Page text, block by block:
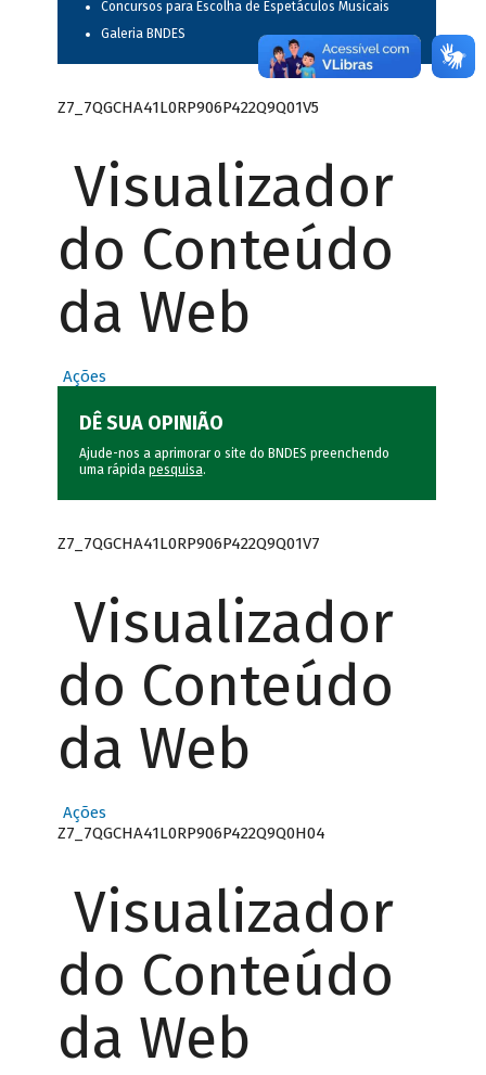
Concursos para Escolha de Espetáculos Musicais
Galeria BNDES
Z7_7QGCHA41L0RP906P422Q9Q01V5
Visualizador
do Conteúdo
da Web
Ações
DÊ SUA OPINIÃO
Ajude-nos a aprimorar o site do BNDES preenchendo
uma rápida pesquisa.
Z7_7QGCHA41L0RP906P422Q9Q01V7
Visualizador
do Conteúdo
da Web
Ações
Z7_7QGCHA41L0RP906P422Q9Q0H04
Visualizador
do Conteúdo
da Web